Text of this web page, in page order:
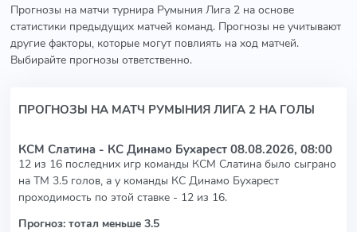
Прогнозы на матчи турнира Румыния Лига 2 на основе
статистики предыдущих матчей команд. Прогнозы не учитывают
другие факторы, которые могут повлиять на ход матчей.
Выбирайте прогнозы ответственно.
ПРОГНОЗЫ НА МАТЧ РУМЫНИЯ ЛИГА 2 НА ГОЛЫ
КСМ Слатина - КС Динамо Бухарест 08.08.2026, 08:00
12 из 16 последних игр команды КСМ Слатина было сыграно
на ТМ 3.5 голов, а у команды КС Динамо Бухарест
проходимость по этой ставке - 12 из 16.
Прогноз: тотал меньше 3.5